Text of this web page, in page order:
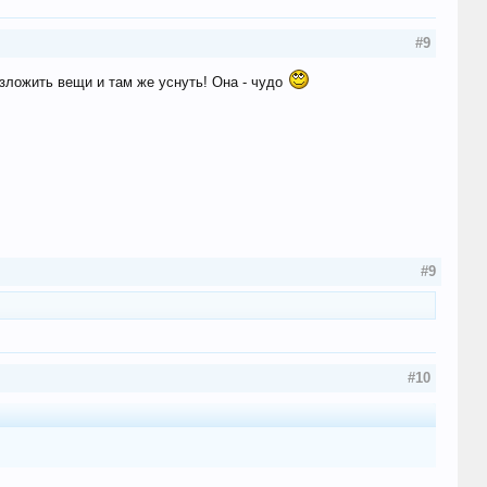
#9
вещи и там же уснуть! Она - чудо
#9
#10